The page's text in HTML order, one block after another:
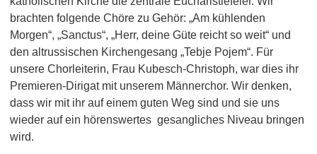
brachten folgende Chöre zu Gehör: „Am kühlenden
Morgen“, „Sanctus“, „Herr, deine Güte reicht so weit“ und
den altrussischen Kirchengesang „Tebje Pojem“. Für
unsere Chorleiterin, Frau Kubesch-Christoph, war dies ihr
Premieren-Dirigat mit unserem Männerchor. Wir denken,
dass wir mit ihr auf einem guten Weg sind und sie uns
wieder auf ein hörenswertes gesangliches Niveau bringen
wird.